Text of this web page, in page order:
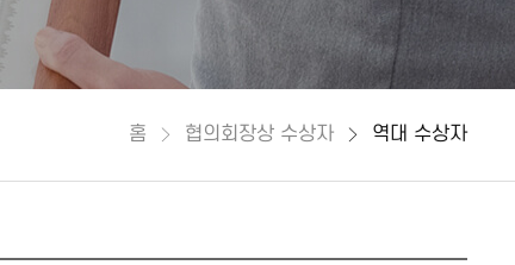
홈 협의회장상 수상자 역대 수상자